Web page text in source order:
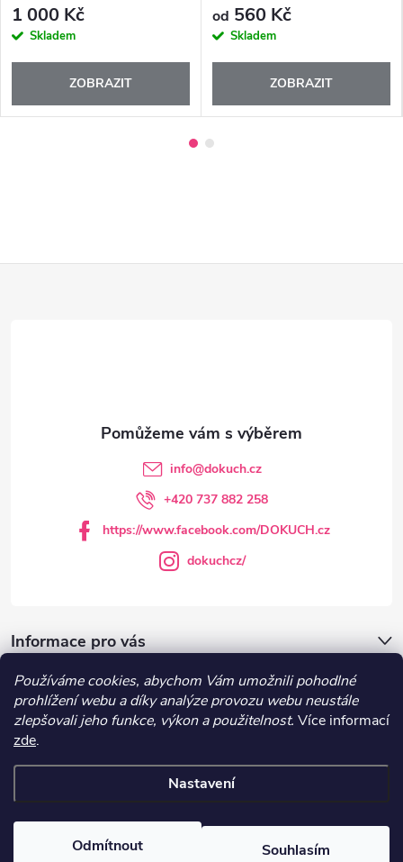
Používáme cookies, abychom Vám umožnili pohodlné
prohlížení webu a díky analýze provozu webu neustále
zlepšovali jeho funkce, výkon a použitelnost. Více informací
zde.
Nastavení
Odmítnout Souhlasím
1 000 Kč
Skladem
ZOBRAZIT
od 560 Kč
Skladem
ZOBRAZIT
Informace pro vás
DOKUCH.cz
info@dokuch.cz
+420 737 882 258
https://www.facebook.com/DOKUCH.cz
dokuchcz/
Recepty
cookies